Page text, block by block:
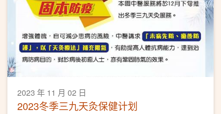
2023 年 11 月 02 日
2023冬季三九天灸保健计划